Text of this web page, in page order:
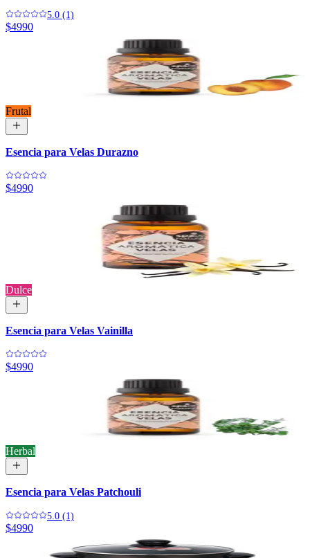
5.0 (1)
$4990
Frutal
Esencia para Velas Durazno
$4990
Dulce
Esencia para Velas Vainilla
$4990
Herbal
Esencia para Velas Patchouli
5.0 (1)
$4990